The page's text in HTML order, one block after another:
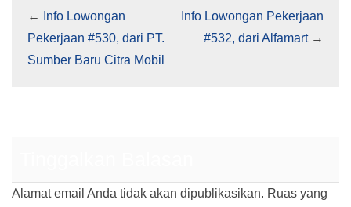
←
Info Lowongan
Pekerjaan #530, dari PT.
Sumber Baru Citra Mobil
Info Lowongan Pekerjaan
#532, dari Alfamart→
Alamat email Anda tidak akan dipublikasikan. Ruas yang